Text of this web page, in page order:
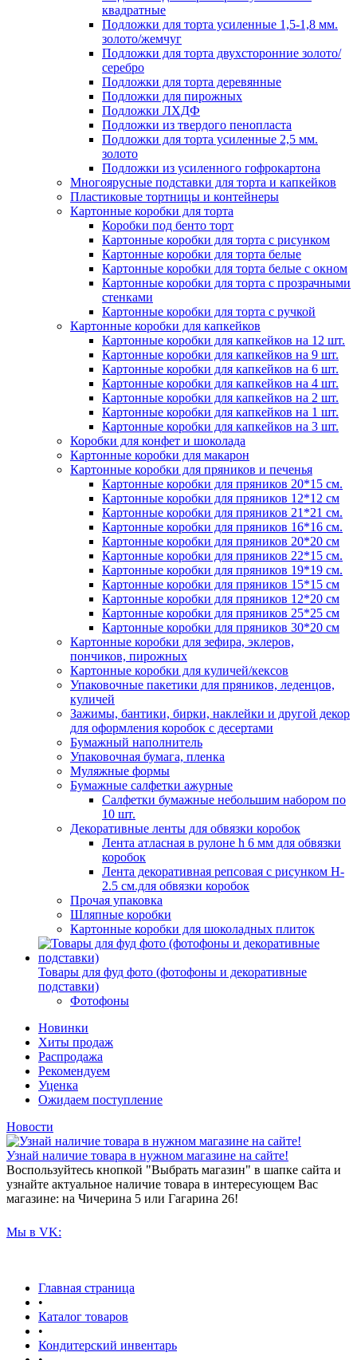
квадратные
Подложки для торта усиленные 1,5-1,8 мм.
золото/жемчуг
Подложки для торта двухсторонние золото/
серебро
Подложки для торта деревянные
Подложки для пирожных
Подложки ЛХДФ
Подложки из твердого пенопласта
Подложки для торта усиленные 2,5 мм.
золото
Подложки из усиленного гофрокартона
Многоярусные подставки для торта и капкейков
Пластиковые тортницы и контейнеры
Картонные коробки для торта
Коробки под бенто торт
Картонные коробки для торта с рисунком
Картонные коробки для торта белые
Картонные коробки для торта белые с окном
Картонные коробки для торта с прозрачными
стенками
Картонные коробки для торта с ручкой
Картонные коробки для капкейков
Картонные коробки для капкейков на 12 шт.
Картонные коробки для капкейков на 9 шт.
Картонные коробки для капкейков на 6 шт.
Картонные коробки для капкейков на 4 шт.
Картонные коробки для капкейков на 2 шт.
Картонные коробки для капкейков на 1 шт.
Картонные коробки для капкейков на 3 шт.
Коробки для конфет и шоколада
Картонные коробки для макарон
Картонные коробки для пряников и печенья
Картонные коробки для пряников 20*15 см.
Картонные коробки для пряников 12*12 см
Картонные коробки для пряников 21*21 см.
Картонные коробки для пряников 16*16 см.
Картонные коробки для пряников 20*20 см
Картонные коробки для пряников 22*15 см.
Картонные коробки для пряников 19*19 см.
Картонные коробки для пряников 15*15 см
Картонные коробки для пряников 12*20 см
Картонные коробки для пряников 25*25 см
Картонные коробки для пряников 30*20 см
Картонные коробки для зефира, эклеров,
пончиков, пирожных
Картонные коробки для куличей/кексов
Упаковочные пакетики для пряников, леденцов,
куличей
Зажимы, бантики, бирки, наклейки и другой декор
для оформления коробок с десертами
Бумажный наполнитель
Упаковочная бумага, пленка
Муляжные формы
Бумажные салфетки ажурные
Салфетки бумажные небольшим набором по
10 шт.
Декоративные ленты для обвязки коробок
Лента атласная в рулоне h 6 мм для обвязки
коробок
Лента декоративная репсовая с рисунком H-
2.5 см.для обвязки коробок
Прочая упаковка
Шляпные коробки
Картонные коробки для шоколадных плиток
Товары для фуд фото (фотофоны и декоративные
подставки)
Фотофоны
Новинки
Хиты продаж
Распродажа
Рекомендуем
Уценка
Ожидаем поступление
Новости
Узнай наличие товара в нужном магазине на сайте!
Воспользуйтесь кнопкой "Выбрать магазин" в шапке сайта и
узнайте актуальное наличие товара в интересующем Вас
магазине: на Чичерина 5 или Гагарина 26!
Мы в VK:
Главная страница
•
Каталог товаров
•
Кондитерский инвентарь